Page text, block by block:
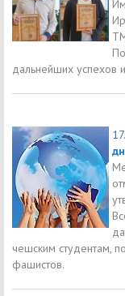
дальнейших успехов
чешским студентам,
фашистов.